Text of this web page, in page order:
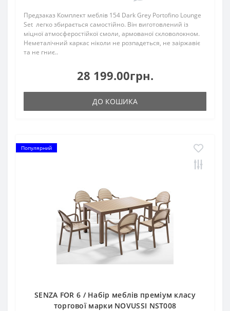
Предзаказ Комплект меблів 154 Dark Grey Portofino Lounge
Set легко збирається самостійно. Він виготовлений із
міцної атмосферостійкої смоли, армованої скловолокном.
Неметалічний каркас ніколи не розпадеться, не заіржавіє
та не гниє..
28 199.00грн.
ДО КОШИКА
Популярний
SENZA FOR 6 / Набір меблів преміум класу
торгової марки NOVUSSI NST008